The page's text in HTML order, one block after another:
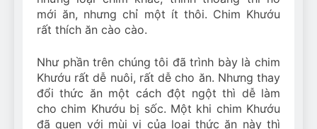
mới ăn, nhưng chỉ một ít thôi. Chim Khướu
rất thích ăn cào cào.
Như phần trên chúng tôi đã trình bày là chim
Khướu rất dễ nuôi, rất dễ cho ăn. Nhưng thay
đổi thức ăn một cách đột ngột thì dễ làm
cho chim Khướu bị sốc. Một khi chim Khướu
đã quen với mùi vị của loại thức ăn này thì